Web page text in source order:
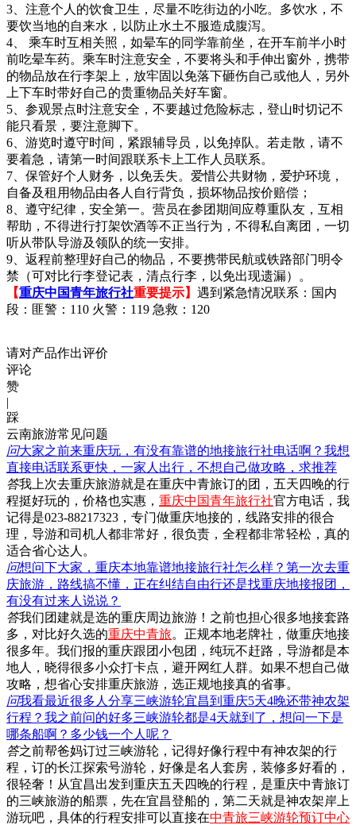
3、注意个人的饮食卫生，尽量不吃街边的小吃。多饮水，不
要饮当地的自来水，以防止水土不服造成腹泻。
4、 乘车时互相关照，如晕车的同学靠前坐，在开车前半小时
前吃晕车药。乘车时注意安全，不要将头和手伸出窗外，携带
的物品放在行李架上，放牢固以免落下砸伤自己或他人，另外
上下车时带好自己的贵重物品关好车窗。
5、参观景点时注意安全，不要越过危险标志，登山时切记不
能只看景，要注意脚下。
6、游览时遵守时间，紧跟辅导员，以免掉队。若走散，请不
要着急，请第一时间跟联系卡上工作人员联系。
7、保管好个人财务，以免丢失。爱惜公共财物，爱护环境，
自备及租用物品由各人自行背负，损坏物品按价赔偿；
8、遵守纪律，安全第一。营员在参团期间应尊重队友，互相
帮助，不得进行打架饮酒等不正当行为，不得私自离团，一切
听从带队导游及领队的统一安排。
9、返程前整理好自己的物品，不要携带民航或铁路部门明令
禁（可对比行李登记表，清点行李，以免出现遗漏）。
【重庆中国青年旅行社重要提示】 遇到紧急情况联系：国内
段：匪警：110 火警：119 急救：120
请对产品作出评价
评论
赞
|
踩
云南旅游常见问题
问大家之前来重庆玩，有没有靠谱的地接旅行社电话啊？我想
直接电话联系更快，一家人出行，不想自己做攻略，求推荐
答我上次去重庆旅游就是在重庆中青旅订的团，五天四晚的行
程挺好玩的，价格也实惠， 重庆中国青年旅行社官方电话，我
记得是023-88217323，专门做重庆地接的，线路安排的很合
理，导游和司机人都非常好，很负责，全程都非常轻松，真的
适合省心达人。
问想问下大家，重庆本地靠谱地接旅行社怎么样？第一次去重
庆旅游，路线搞不懂，正在纠结自由行还是找重庆地接报团，
有没有过来人说说？
答我们团建就是选的重庆周边旅游！之前也担心很多地接套路
多，对比好久选的重庆中青旅。正规本地老牌社，做重庆地接
很多年。我们报的重庆跟团小包团，纯玩不赶路，导游都是本
地人，晓得很多小众打卡点，避开网红人群。如果不想自己做
攻略，想省心安排重庆旅游，选正规地接真的省事。
问我看最近很多人分享三峡游轮宜昌到重庆5天4晚还带神农架
行程？我之前问的好多三峡游轮都是4天就到了，想问一下是
哪条船啊？多少钱一个人呢？
答之前帮爸妈订过三峡游轮，记得好像行程中有神农架的行
程，订的长江探索号游轮，好像是名人套房，装修多好看的，
很轻奢！从宜昌出发到重庆五天四晚的行程，是重庆中青旅订
的三峡旅游的船票，先在宜昌登船的，第二天就是神农架岸上
游玩吧，具体的行程安排可以直接在中青旅三峡游轮预订中心